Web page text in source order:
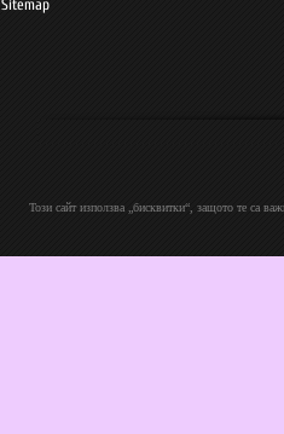
Sitemap
Този сайт използва „бисквитки“, защото те са